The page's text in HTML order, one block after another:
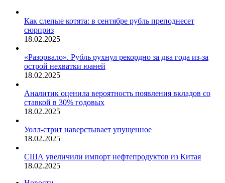
Как слепые котята: в сентябре рубль преподнесет
сюрприз
18.02.2025
«Разорвало». Рубль рухнул рекордно за два года из-за
острой нехватки юаней
18.02.2025
Аналитик оценила вероятность появления вкладов со
ставкой в 30% годовых
18.02.2025
Уолл-стрит наверстывает упущенное
18.02.2025
США увеличили импорт нефтепродуктов из Китая
18.02.2025